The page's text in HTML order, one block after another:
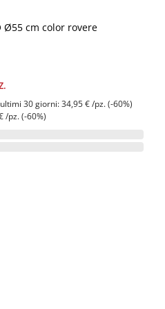
Ø55 cm color rovere
30 giorni: 34,95 € /pz. (-60%)
/pz. (-60%)